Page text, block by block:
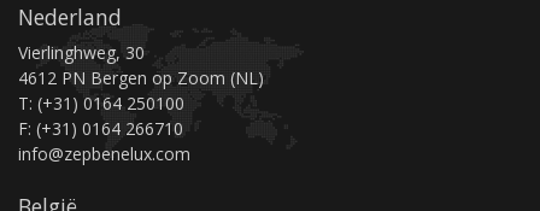
Nederland
Vierlinghweg, 30
4612 PN Bergen op Zoom (NL)
T: (+31) 0164 250100
F: (+31) 0164 266710
info@zepbenelux.com